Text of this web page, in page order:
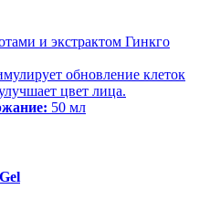
и экстрактом Гинкго
обновление клеток
цвет лица.
50 мл